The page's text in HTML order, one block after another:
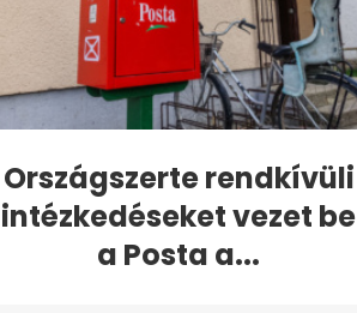
Országszerte rendkívüli
intézkedéseket vezet be
a Posta a...